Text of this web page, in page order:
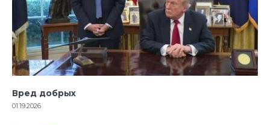
Вред добрых
01.19.2026